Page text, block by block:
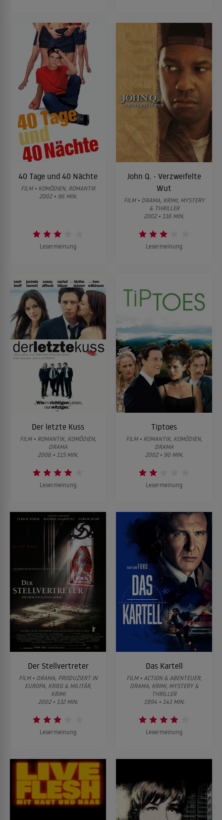
40 Tage und 40 Nächte
FILM • KOMÖDIEN, ROMANTIK
2002 • 96 MIN.
Lesermeinung
John Q. - Verzweifelte
Wut
FILM • DRAMA, KRIMI, MYSTERY
& THRILLER
2002 • 116 MIN.
Lesermeinung
Der letzte Kuss
FILM • ROMANTIK, KOMÖDIEN,
DRAMA
2006 • 115 MIN.
Lesermeinung
Tiptoes
FILM • ROMANTIK, KOMÖDIEN,
DRAMA
2002 • 90 MIN.
Lesermeinung
Der Stellvertreter
FILM • DRAMA, PRODUZIERT IN
EUROPA, KRIEG & MILITÄR,
KRIMI
2002 • 132 MIN.
Lesermeinung
Das Kartell
FILM • ACTION & ABENTEUER,
DRAMA, KRIMI, MYSTERY &
THRILLER
1994 • 141 MIN.
Lesermeinung